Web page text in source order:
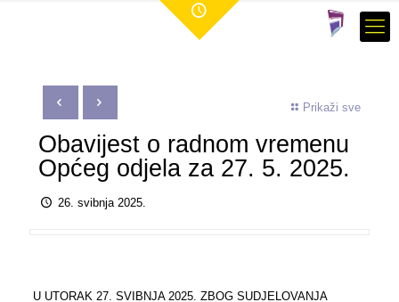
Prikaži sve
Obavijest o radnom vremenu
Općeg odjela za 27. 5. 2025.
26. svibnja 2025.
U UTORAK 27. SVIBNJA 2025. ZBOG SUDJELOVANJA